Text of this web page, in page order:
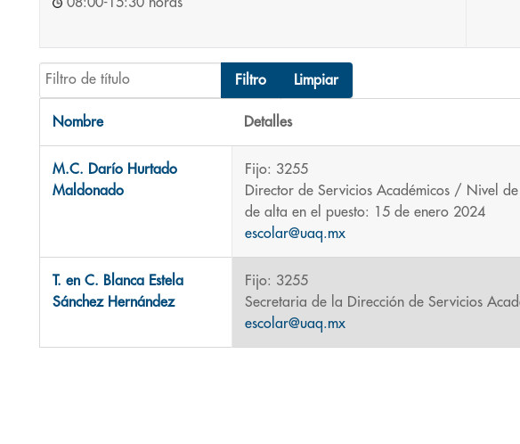
Filtro de título
Filtro Limpiar
Nombre Detalles
M.C. Darío Hurtado
Maldonado
Fijo: 3255
Director de Servicios Académicos / Nivel
de alta en el puesto: 15 de enero 2024
escolar@uaq.mx
T. en C. Blanca Estela
Sánchez Hernández
Fijo: 3255
Secretaria de la Dirección de Servicios
escolar@uaq.mx